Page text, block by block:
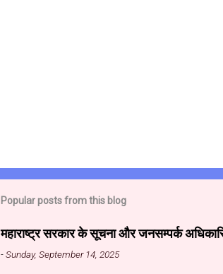
Popular posts from this blog
महाराष्ट्र सरकार के सूचना और जनसम्पर्क
-Sunday, September 14, 2025